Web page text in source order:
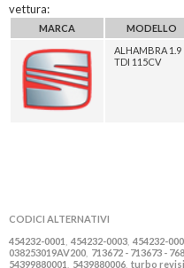
vettura:
MARCA MODELLO
ALHAMBRA 1.9
TDI 115CV
CODICI ALTERNATIVI
454232-0001
454232-0003 454232-
038253019AV200 713672 - 713673 -
54399880001 5439880006 turbo